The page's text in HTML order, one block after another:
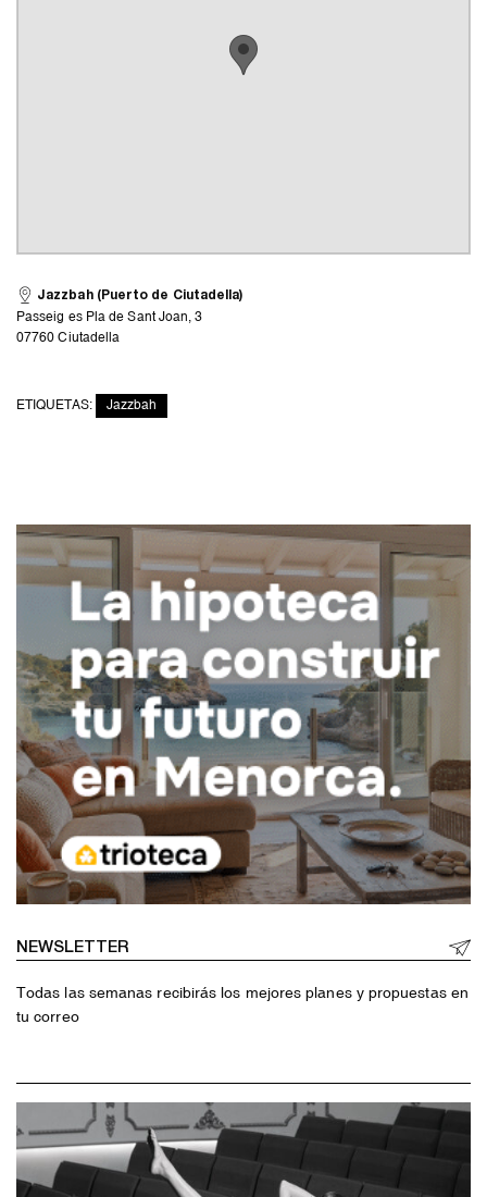
Jazzbah (Puerto de Ciutadella)
Passeig es Pla de Sant Joan, 3
07760 Ciutadella
ETIQUETAS: Jazzbah
NEWSLETTER
Todas las semanas recibirás los mejores planes y propuestas en
tu correo